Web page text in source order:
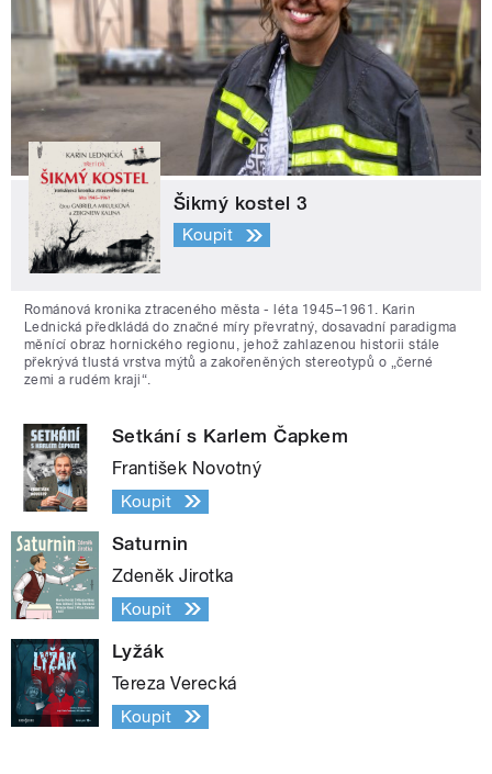
Šikmý kostel 3
Koupit
Románová kronika ztraceného města - léta 1945–1961. Karin
Lednická předkládá do značné míry převratný, dosavadní paradigma
měnící obraz hornického regionu, jehož zahlazenou historii stále
překrývá tlustá vrstva mýtů a zakořeněných stereotypů o „černé
zemi a rudém kraji“.
Setkání s Karlem Čapkem
František Novotný
Koupit
Saturnin
Zdeněk Jirotka
Koupit
Lyžák
Tereza Verecká
Koupit